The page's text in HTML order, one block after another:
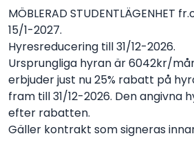
MÖBLERAD STUDENTLÄGENHET
15/1-2027.
Hyresreducering till 31/12-2026.
Ursprungliga hyran är 6042kr/
erbjuder just nu 25% rabatt på
fram till 31/12-2026. Den angivna
efter rabatten.
Gäller kontrakt som signeras